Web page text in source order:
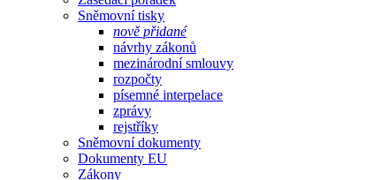
Sněmovní tisky
nově přidané
návrhy zákonů
mezinárodní smlouvy
rozpočty
písemné interpelace
zprávy
rejstříky
Sněmovní dokumenty
Dokumenty EU
Zákony